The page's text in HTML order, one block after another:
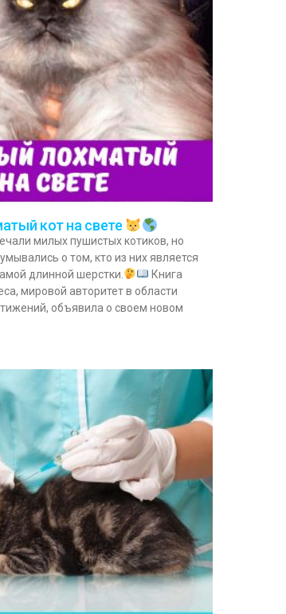
кот на свете
милых пушистых котиков, но
о том, кто из них является
длинной шерстки.
Книга
мировой авторитет в области
объявила о своем новом